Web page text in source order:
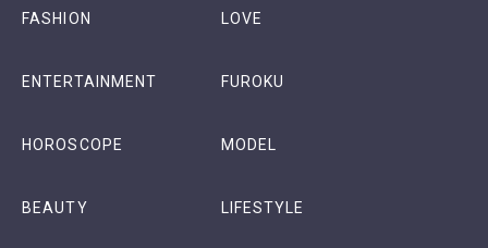
FASHION LOVE
ENTERTAINMENT FUROKU
HOROSCOPE MODEL
BEAUTY LIFESTYLE